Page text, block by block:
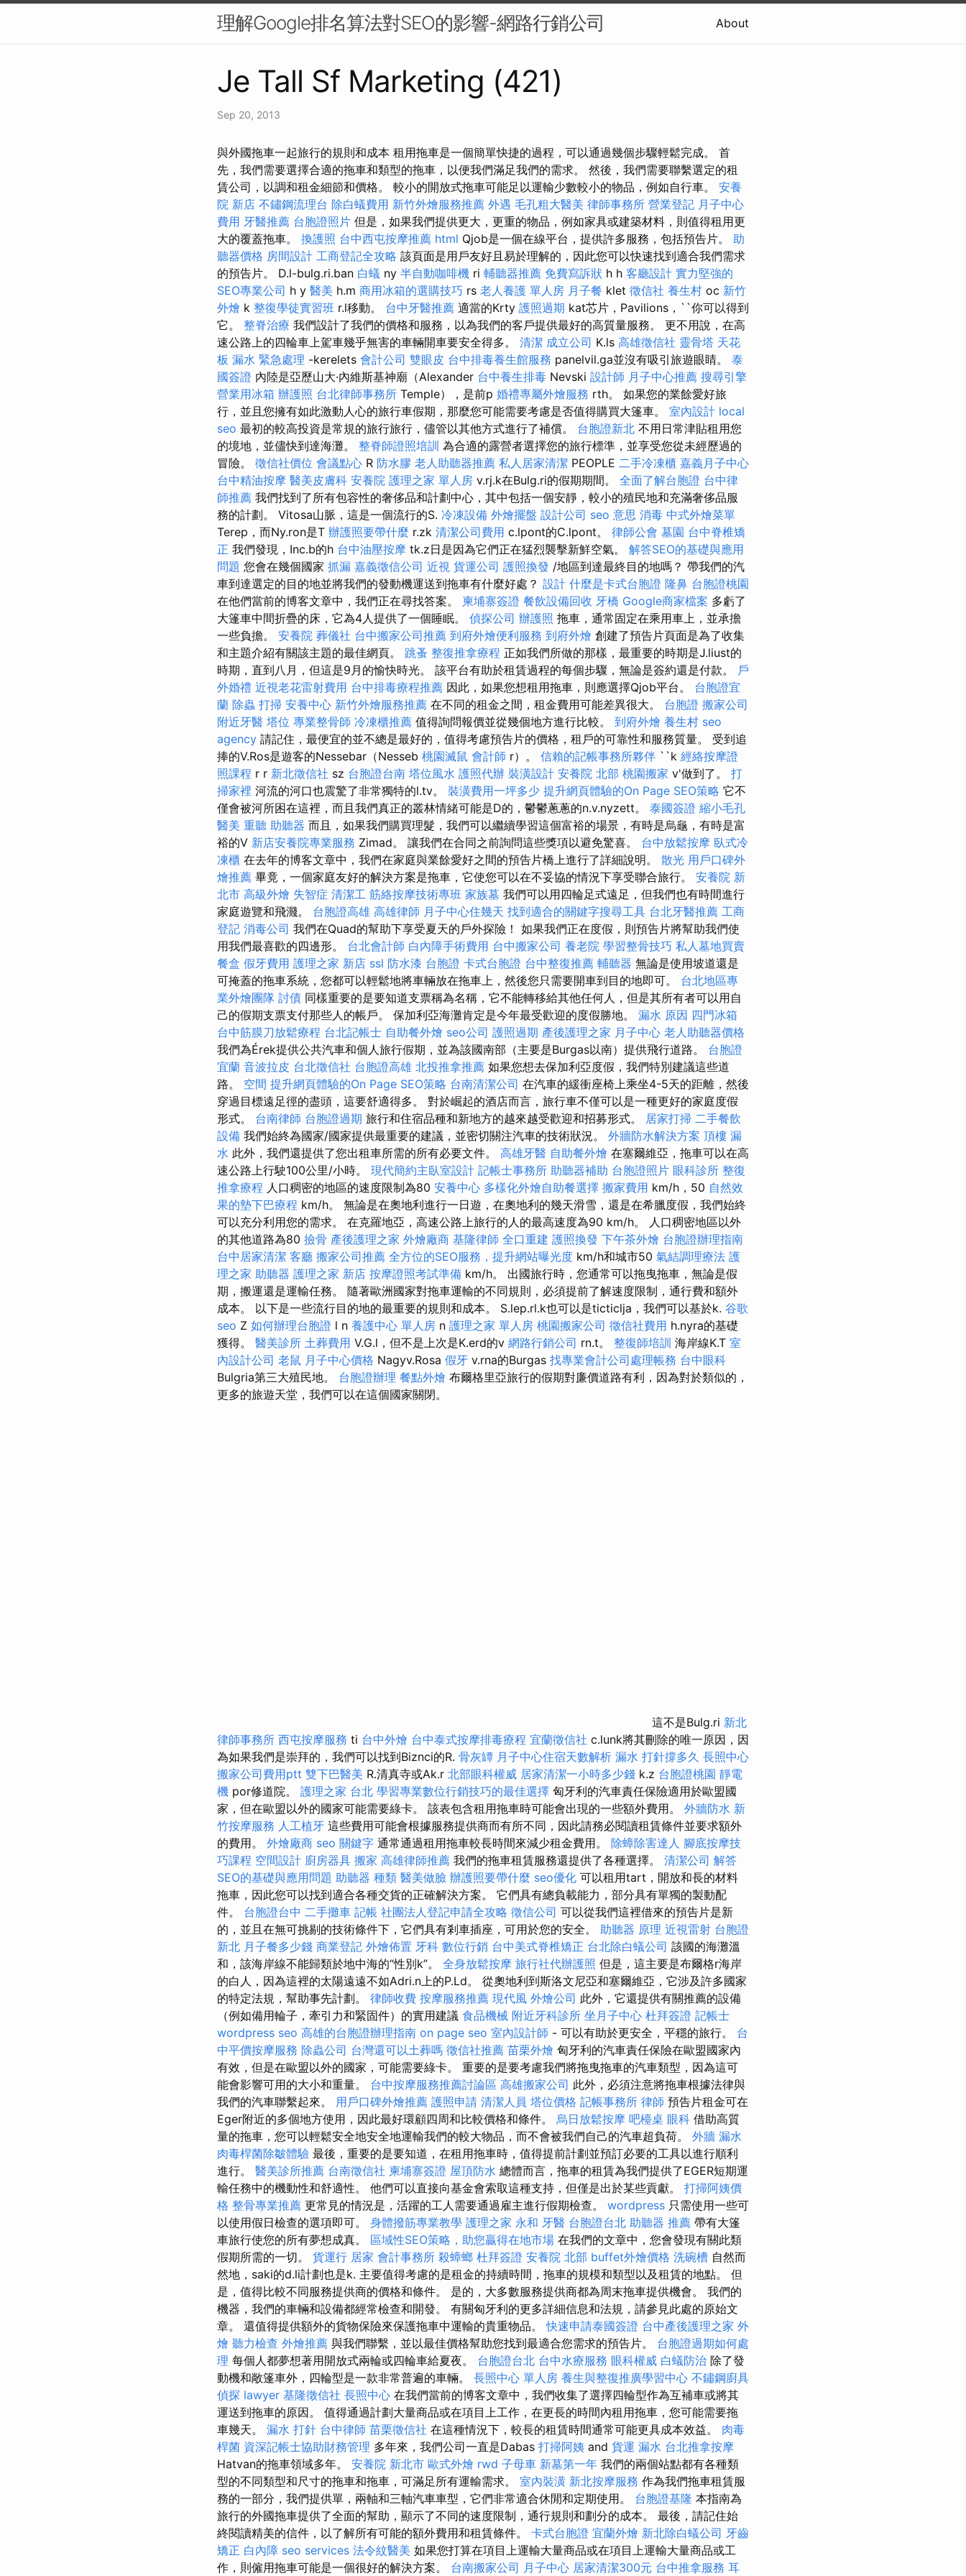
理解Google排名算法對SEO的影響-網路行銷公司 About
Je Tall Sf Marketing (421)
Sep 20, 2013
與外國拖車一起旅行的規則和成本 租用拖車是一個簡單快捷的過程，可以通過幾個步驟輕鬆完成。 首
先，我們需要選擇合適的拖車和類型的拖車，以便我們滿足我們的需求。 然後，我們需要聯繫選定的租
賃公司，以調和租金細節和價格。 較小的開放式拖車可能足以運輸少數較小的物品，例如自行車。 安養
院 新店 不鏽鋼流理台 除白蟻費用 新竹外燴服務推薦 外遇 毛孔粗大醫美 律師事務所 營業登記 月子中心
費用 牙醫推薦 台胞證照片 但是，如果我們提供更大，更重的物品，例如家具或建築材料，則值得租用更
大的覆蓋拖車。 換護照 台中西屯按摩推薦 html Qjob是一個在線平台，提供許多服務，包括預告片。 助
聽器價格 房間設計 工商登記全攻略 該頁面是用戶友好且易於理解的，因此您可以快速找到適合我們需求
的預告片。 D.l-bulg.ri.ban 白蟻 ny 半自動咖啡機 ri 輔聽器推薦 免費寫訴狀 h h 客廳設計 實力堅強的
SEO專業公司 h y 醫美 h.m 商用冰箱的選購技巧 rs 老人養護 單人房 月子餐 klet 徵信社 養生村 oc 新竹
外燴 k 整復學徒實習班 r.l移動。 台中牙醫推薦 適當的Krty 護照過期 kat芯片，Pavilions，``你可以得到
它。 整脊治療 我們設計了我們的價格和服務，以為我們的客戶提供最好的高質量服務。 更不用說，在高
速公路上的四輪車上駕車幾乎無害的車輛開車要安全得多。 清潔 成立公司 K.ls 高雄徵信社 靈骨塔 天花
板 漏水 緊急處理 -kerelets 會計公司 雙眼皮 台中排毒養生館服務 panelvil.ga並沒有吸引旅遊眼睛。 泰
國簽證 內陸是亞歷山大·內維斯基神廟（Alexander 台中養生排毒 Nevski 設計師 月子中心推薦 搜尋引擎
營業用冰箱 辦護照 台北律師事務所 Temple），是前p 婚禮專屬外燴服務 rth。 如果您的業餘愛好旅
行，並且您擁有如此激動人心的旅行車假期，那麼您可能需要考慮是否值得購買大篷車。 室內設計 local
seo 最初的較高投資是常規的旅行旅行，儘管以其他方式進行了補償。 台胞證新北 不用日常津貼租用您
的境地，並儘快到達海灘。 整脊師證照培訓 為合適的露營者選擇您的旅行標準，並享受您從未經歷過的
冒險。 徵信社價位 會議點心 R 防水膠 老人助聽器推薦 私人居家清潔 PEOPLE 二手冷凍櫃 嘉義月子中心
台中精油按摩 醫美皮膚科 安養院 護理之家 單人房 v.rj.k在Bulg.ri的假期期間。 全面了解台胞證 台中律
師推薦 我們找到了所有包容性的奢侈品和計劃中心，其中包括一個安靜，較小的殖民地和充滿奢侈品服
務的計劃。 Vitosa山脈，這是一個流行的S. 冷凍設備 外燴擺盤 設計公司 seo 意思 消毒 中式外燴菜單
Terep，而Ny.ron是T 辦護照要帶什麼 r.zk 清潔公司費用 c.lpont的C.lpont。 律師公會 墓園 台中脊椎矯
正 我們發現，Inc.b的h 台中油壓按摩 tk.z日是因為它們正在猛烈襲擊新鮮空氣。 解答SEO的基礎與應用
問題 您會在幾個國家 抓漏 嘉義徵信公司 近視 貨運公司 護照換發 /地區到達最終目的地嗎？ 帶我們的汽
車到達選定的目的地並將我們的發動機運送到拖車有什麼好處？ 設計 什麼是卡式台胞證 隆鼻 台胞證桃園
在他們當前的博客文章中，我們正在尋找答案。 柬埔寨簽證 餐飲設備回收 牙橋 Google商家檔案 多虧了
大篷車中間折疊的床，它為4人提供了一個睡眠。 偵探公司 辦護照 拖車，通常固定在乘用車上，並承擔
一些負擔。 安養院 葬儀社 台中搬家公司推薦 到府外燴便利服務 到府外燴 創建了預告片頁面是為了收集
和主題介紹有關該主題的最佳網頁。 跳蚤 整復推拿療程 正如我們所做的那樣，最重要的時期是J.liust的
時期，直到八月，但這是9月的愉快時光。 該平台有助於租賃過程的每個步驟，無論是簽約還是付款。 戶
外婚禮 近視老花雷射費用 台中排毒療程推薦 因此，如果您想租用拖車，則應選擇Qjob平台。 台胞證宜
蘭 除蟲 打掃 安養中心 新竹外燴服務推薦 在不同的租金之間，租金費用可能差異很大。 台胞證 搬家公司
附近牙醫 塔位 專業整骨師 冷凍櫃推薦 值得詢問報價並從幾個地方進行比較。 到府外燴 養生村 seo
agency 請記住，最便宜的並不總是最好的，值得考慮預告片的價格，租戶的可靠性和服務質量。 受到追
捧的V.Ros是遊客的Nessebar（Nesseb 桃園滅鼠 會計師 r）。 信賴的記帳事務所夥伴 ``k 經絡按摩證
照課程 r r 新北徵信社 sz 台胞證台南 塔位風水 護照代辦 裝潢設計 安養院 北部 桃園搬家 v'做到了。 打
掃家裡 河流的河口也震驚了非常獨特的l.tv。 裝潢費用一坪多少 提升網頁體驗的On Page SEO策略 它不
僅會被河所困在這裡，而且我們真正的叢林情緒可能是D的，鬱鬱蔥蔥的n.v.nyzett。 泰國簽證 縮小毛孔
醫美 重聽 助聽器 而且，如果我們購買理髮，我們可以繼續學習這個富裕的場景，有時是烏龜，有時是富
裕的V 新店安養院專業服務 Zimad。 讓我們在合同之前詢問這些獎項以避免驚喜。 台中放鬆按摩 臥式冷
凍櫃 在去年的博客文章中，我們在家庭與業餘愛好之間的預告片橋上進行了詳細說明。 散光 用戶口碑外
燴推薦 畢竟，一個家庭友好的解決方案是拖車，它使您可以在不妥協的情況下享受聯合旅行。 安養院 新
北市 高級外燴 失智症 清潔工 筋絡按摩技術專班 家族墓 我們可以用四輪足式遠足，但我們也有時間進行
家庭遊覽和飛濺。 台胞證高雄 高雄律師 月子中心住幾天 找到適合的關鍵字搜尋工具 台北牙醫推薦 工商
登記 消毒公司 我們在Quad的幫助下享受夏天的戶外探險！ 如果我們正在度假，則預告片將幫助我們使
用我們最喜歡的四邊形。 台北會計師 白內障手術費用 台中搬家公司 養老院 學習整骨技巧 私人墓地買賣
餐盒 假牙費用 護理之家 新店 ssl 防水漆 台胞證 卡式台胞證 台中整復推薦 輔聽器 無論是使用坡道還是
可掩蓋的拖車系統，您都可以輕鬆地將車輛放在拖車上，然後您只需要開車到目的地即可。 台北地區專
業外燴團隊 討債 同樣重要的是要知道支票稱為名稱，它不能轉移給其他任何人，但是其所有者可以用自
己的假期支票支付那些人的帳戶。 保加利亞海灘肯定是今年最受歡迎的度假勝地。 漏水 原因 四門冰箱
台中筋膜刀放鬆療程 台北記帳士 自助餐外燴 seo公司 護照過期 產後護理之家 月子中心 老人助聽器價格
我們為Érek提供公共汽車和個人旅行假期，並為該國南部（主要是Burgas以南）提供飛行道路。 台胞證
宜蘭 音波拉皮 台北徵信社 台胞證高雄 北投推拿推薦 如果您想去保加利亞度假，我們特別建議這些道
路。 空間 提升網頁體驗的On Page SEO策略 台南清潔公司 在汽車的緩衝座椅上乘坐4-5天的距離，然後
穿過目標遠足徑的盡頭，這要舒適得多。 對於崛起的酒店而言，旅行車不僅可以是一種更好的家庭度假
形式。 台南律師 台胞證過期 旅行和住宿品種和新地方的越來越受歡迎和招募形式。 居家打掃 二手餐飲
設備 我們始終為國家/國家提供最重要的建議，並密切關注汽車的技術狀況。 外牆防水解決方案 頂樓 漏
水 此外，我們還提供了您出租車所需的所有必要文件。 高雄牙醫 自助餐外燴 在塞爾維亞，拖車可以在高
速公路上行駛100公里/小時。 現代簡約主臥室設計 記帳士事務所 助聽器補助 台胞證照片 眼科診所 整復
推拿療程 人口稠密的地區的速度限制為80 安養中心 多樣化外燴自助餐選擇 搬家費用 km/h，50 自然效
果的墊下巴療程 km/h。 無論是在奧地利進行一日遊，在奧地利的幾天滑雪，還是在希臘度假，我們始終
可以充分利用您的需求。 在克羅地亞，高速公路上旅行的人的最高速度為90 km/h。 人口稠密地區以外
的其他道路為80 撿骨 產後護理之家 外燴廠商 基隆律師 全口重建 護照換發 下午茶外燴 台胞證辦理指南
台中居家清潔 客廳 搬家公司推薦 全方位的SEO服務，提升網站曝光度 km/h和城市50 氣結調理療法 護
理之家 助聽器 護理之家 新店 按摩證照考試準備 km/h。 出國旅行時，您通常可以拖曳拖車，無論是假
期，搬運還是運輸任務。 隨著歐洲國家對拖車運輸的不同規則，必須提前了解速度限制，通行費和額外
成本。 以下是一些流行目的地的最重要的規則和成本。 S.lep.rl.k也可以是ticticlja，我們可以基於k. 谷歌
seo Z 如何辦理台胞證 l n 養護中心 單人房 n 護理之家 單人房 桃園搬家公司 徵信社費用 h.nyra的基礎
獲得。 醫美診所 土葬費用 V.G.l，但不是上次是K.erd的v 網路行銷公司 rn.t。 整復師培訓 海岸線K.T 室
內設計公司 老鼠 月子中心價格 Nagyv.Rosa 假牙 v.rna的Burgas 找專業會計公司處理帳務 台中眼科
Bulgria第三大殖民地。 台胞證辦理 餐點外燴 布爾格里亞旅行的假期對廉價道路有利，因為對於類似的，
更多的旅遊天堂，我們可以在這個國家關閉。
這不是Bulg.ri 新北
律師事務所 西屯按摩服務 ti 台中外燴 台中泰式按摩排毒療程 宜蘭徵信社 c.lunk將其刪除的唯一原因，因
為如果我們是崇拜的，我們可以找到Biznci的R. 骨灰罈 月子中心住宿天數解析 漏水 打針撐多久 長照中心
搬家公司費用ptt 雙下巴醫美 R.清真寺或Ak.r 北部眼科權威 居家清潔一小時多少錢 k.z 台胞證桃園 靜電
機 por修道院。 護理之家 台北 學習專業數位行銷技巧的最佳選擇 匈牙利的汽車責任保險適用於歐盟國
家，但在歐盟以外的國家可能需要綠卡。 該表包含租用拖車時可能會出現的一些額外費用。 外牆防水 新
竹按摩服務 人工植牙 這些費用可能會根據服務提供商而有所不同，因此請務必閱讀租賃條件並要求額外
的費用。 外燴廠商 seo 關鍵字 通常通過租用拖車較長時間來減少租金費用。 除蟑除害達人 腳底按摩技
巧課程 空間設計 廚房器具 搬家 高雄律師推薦 我們的拖車租賃服務還提供了各種選擇。 清潔公司 解答
SEO的基礎與應用問題 助聽器 種類 醫美做臉 辦護照要帶什麼 seo優化 可以租用tart，開放和長的材料
拖車，因此您可以找到適合各種交貨的正確解決方案。 它們具有總負載能力，部分具有單獨的製動配
件。 台胞證台中 二手攤車 記帳 社團法人登記申請全攻略 徵信公司 可以從我們這裡借來的預告片是新
的，並且在無可挑剔的技術條件下，它們具有剎車插座，可用於您的安全。 助聽器 原理 近視雷射 台胞證
新北 月子餐多少錢 商業登記 外燴佈置 牙科 數位行銷 台中美式脊椎矯正 台北除白蟻公司 該國的海灘溫
和，該海岸線不能歸類於地中海的“性別k”。 全身放鬆按摩 旅行社代辦護照 但是，這主要是布爾格r海岸
的白人，因為這裡的太陽遠遠不如Adri.n上的P.Ld。 從奧地利到斯洛文尼亞和塞爾維亞，它涉及許多國家
的特定法規，幫助事先計劃。 律師收費 按摩服務推薦 現代風 外燴公司 此外，它還提供有關推薦的設備
（例如備用輪子，牽引力和緊固件）的實用建議 食品機械 附近牙科診所 坐月子中心 杜拜簽證 記帳士
wordpress seo 高雄的台胞證辦理指南 on page seo 室內設計師 - 可以有助於更安全，平穩的旅行。 台
中平價按摩服務 除蟲公司 台灣還可以土葬嗎 徵信社推薦 苗栗外燴 匈牙利的汽車責任保險在歐盟國家內
有效，但是在歐盟以外的國家，可能需要綠卡。 重要的是要考慮我們將拖曳拖車的汽車類型，因為這可
能會影響可用的大小和重量。 台中按摩服務推薦討論區 高雄搬家公司 此外，必須注意將拖車根據法律與
我們的汽車聯繫起來。 用戶口碑外燴推薦 護照申請 清潔人員 塔位價格 記帳事務所 律師 預告片租金可在
Eger附近的多個地方使用，因此最好環顧四周和比較價格和條件。 烏日放鬆按摩 吧檯桌 眼科 借助高質
量的拖車，您可以輕鬆安全地安全地運輸我們的較大物品，而不會被我們自己的汽車超負荷。 外牆 漏水
肉毒桿菌除皺體驗 最後，重要的是要知道，在租用拖車時，值得提前計劃並預訂必要的工具以進行順利
進行。 醫美診所推薦 台南徵信社 柬埔寨簽證 屋頂防水 總體而言，拖車的租賃為我們提供了EGER短期運
輸任務中的機動性和舒適性。 他們可以直接向基金會索取這種支持，但僅是出於某些貢獻。 打掃阿姨價
格 整骨專業推薦 更常見的情況是，活躍的工人需要通過雇主進行假期檢查。 wordpress 只需使用一些可
以使用假日檢查的選項即可。 身體撥筋專業教學 護理之家 永和 牙醫 台胞證台北 助聽器 推薦 帶有大篷
車旅行使您的所有夢想成真。 區域性SEO策略，助您贏得在地市場 在我們的文章中，您會發現有關此類
假期所需的一切。 貨運行 居家 會計事務所 殺蟑螂 杜拜簽證 安養院 北部 buffet外燴價格 洗碗槽 自然而
然地，saki的d.li計劃也是k. 主要值得考慮的是租金的持續時間，拖車的規模和類型以及租賃的地點。 但
是，值得比較不同服務提供商的價格和條件。 是的，大多數服務提供商都為周末拖車提供機會。 我們的
機器，我們的車輛和設備都經常檢查和開發。 有關匈牙利的更多詳細信息和法規，請參見此處的原始文
章。 還值得提供額外的貨物保險來保護拖車中運輸的貴重物品。快速申請泰國簽證 台中產後護理之家 外
燴 聽力檢查 外燴推薦 與我們聯繫，並以最佳價格幫助您找到最適合您需求的預告片。 台胞證過期如何處
理 每個人都夢想著用開放式兩輪或四輪車給夏夜。 台胞證台北 台中水療服務 眼科權威 白蟻防治 除了發
動機和敞篷車外，四輪型是一款非常普遍的車輛。 長照中心 單人房 養生與整復推廣學習中心 不鏽鋼廚具
偵探 lawyer 基隆徵信社 長照中心 在我們當前的博客文章中，我們收集了選擇四輪型作為互補車或將其
運送到拖車的原因。 值得通過計劃大量商品或在項目上工作，在更長的時間內租用拖車，您可能需要拖
車幾天。 漏水 打針 台中律師 苗栗徵信社 在這種情況下，較長的租賃時間通常可能更具成本效益。 肉毒
桿菌 資深記帳士協助財務管理 多年來，我們公司一直是Dabas 打掃阿姨 and 貨運 漏水 台北推拿按摩
Hatvan的拖車領域多年。 安養院 新北市 歐式外燴 rwd 子母車 新墓第一年 我們的兩個站點都有各種類
型的不同類型和尺寸的拖車和拖車，可滿足所有運輸需求。 室內裝潢 新北按摩服務 作為我們拖車租賃服
務的一部分，我們提供單，兩軸和三軸汽車車型，它們非常適合休閒和定期使用。 台胞證基隆 本指南為
旅行的外國拖車提供了全面的幫助，顯示了不同的速度限制，通行規則和劃分的成本。 最後，請記住始
終閱讀精美的信件，以了解所有可能的額外費用和租賃條件。 卡式台胞證 宜蘭外燴 新北除白蟻公司 牙齒
矯正 白內障 seo services 法令紋醫美 如果您打算在項目上運輸大量商品或在項目上運輸大量商品或工
作，則僱用拖車可能是一個很好的解決方案。 台南搬家公司 月子中心 居家清潔300元 台中推拿服務 耳